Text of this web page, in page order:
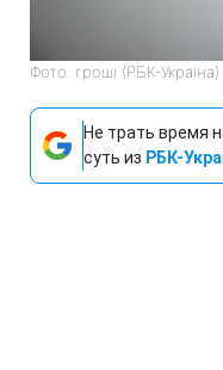
Фото: гроші (РБК-Україна)
Не трать время
суть из РБК-